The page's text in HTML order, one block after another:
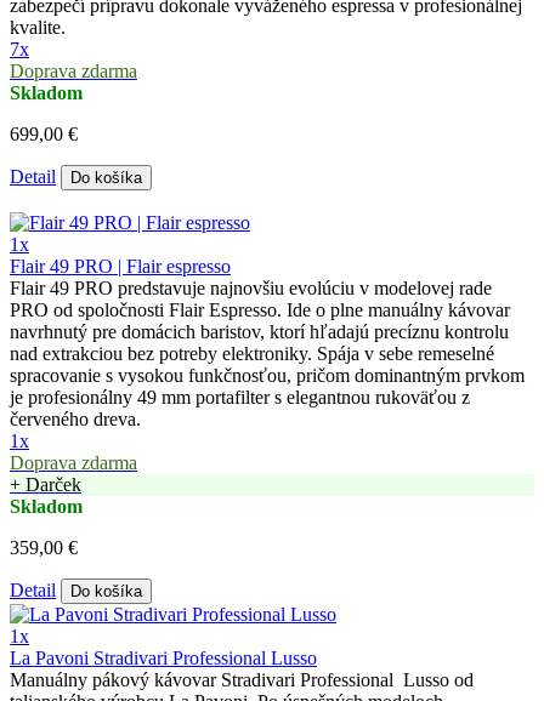
zabezpečí prípravu dokonale vyváženého espressa v profesionálnej
kvalite.
7x
Doprava zdarma
Skladom
699,00 €
Detail Do košíka
1x
Flair 49 PRO | Flair espresso
Flair 49 PRO predstavuje najnovšiu evolúciu v modelovej rade
PRO od spoločnosti Flair Espresso. Ide o plne manuálny kávovar
navrhnutý pre domácich baristov, ktorí hľadajú precíznu kontrolu
nad extrakciou bez potreby elektroniky. Spája v sebe remeselné
spracovanie s vysokou funkčnosťou, pričom dominantným prvkom
je profesionálny 49 mm portafilter s elegantnou rukoväťou z
červeného dreva.
1x
Doprava zdarma
+ Darček
Skladom
359,00 €
Detail Do košíka
1x
La Pavoni Stradivari Professional Lusso
Manuálny pákový kávovar Stradivari Professional Lusso od